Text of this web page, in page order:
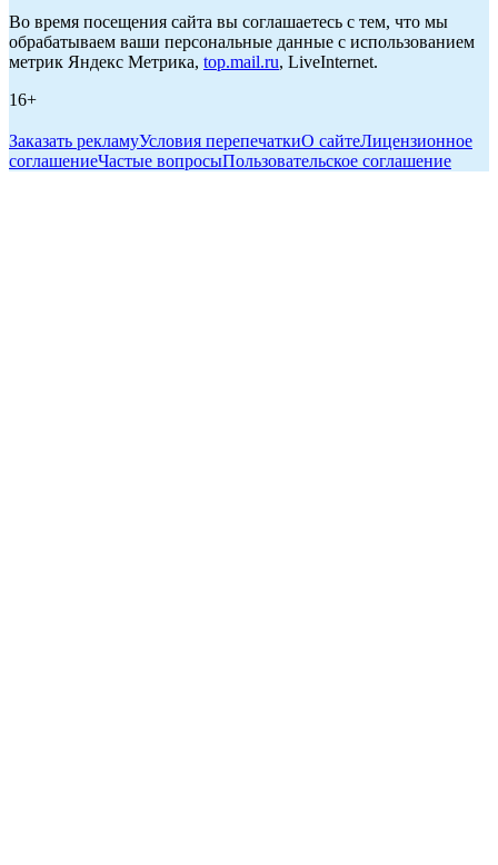
Во время посещения сайта вы соглашаетесь с тем, что мы
обрабатываем ваши персональные данные с использованием
метрик Яндекс Метрика, top.mail.ru, LiveInternet.
16+
Заказать рекламуУсловия перепечаткиО сайтеЛицензионное
соглашениеЧастые вопросыПользовательское соглашение